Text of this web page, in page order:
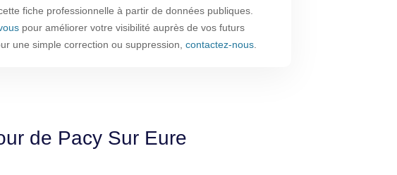
fiche professionnelle à partir de données publiques.
pour améliorer votre visibilité auprès de vos futurs
une simple correction ou suppression, contactez-nous
de Pacy Sur Eure